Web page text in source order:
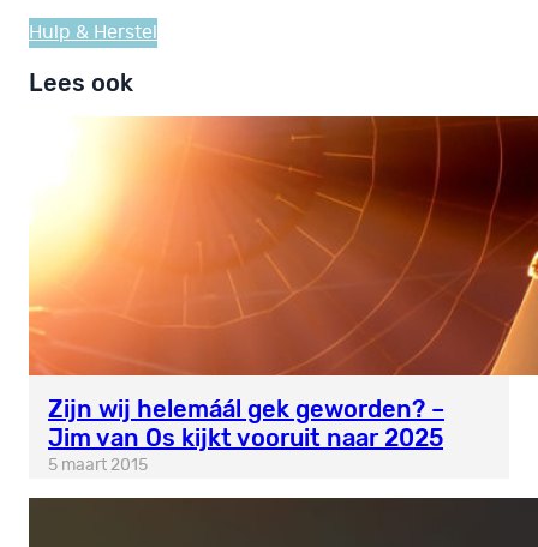
Hulp & Herstel
Lees ook
Zijn wij helemáál gek geworden? –
Jim van Os kijkt vooruit naar 2025
5 maart 2015